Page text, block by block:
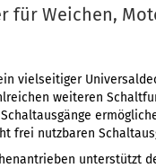
für Weichen,
vielseitiger
weiteren
frei nutzbaren
unterstützt